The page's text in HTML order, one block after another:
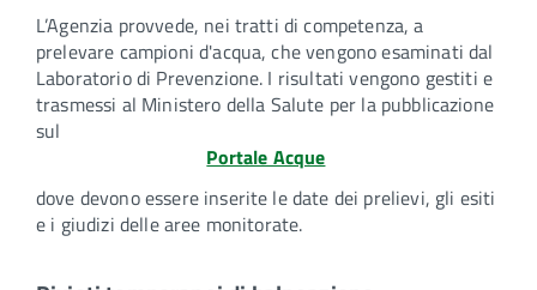
L’Agenzia provvede, nei tratti di competenza, a
prelevare campioni d'acqua, che vengono esaminati dal
Laboratorio di Prevenzione. I risultati vengono gestiti e
trasmessi al Ministero della Salute per la pubblicazione
sul
Portale Acque
dove devono essere inserite le date dei prelievi, gli esiti
e i giudizi delle aree monitorate.